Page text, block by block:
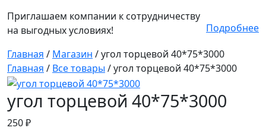
Приглашаем компании к сотрудничеству
на выгодных условиях!
Подробнее
Главная / Магазин /угол торцевой 40*75*3000
Главная / Все товары / угол торцевой 40*75*3000
угол торцевой 40*75*3000
250₽